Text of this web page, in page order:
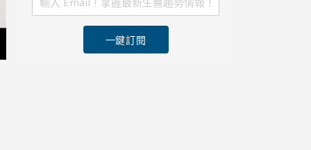
一鍵訂閱